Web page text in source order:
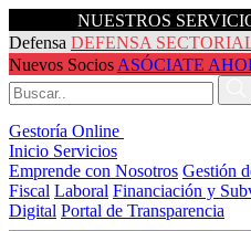
NUESTROS
Defensa DEFENSA
Nuevos Socios ASÓCIATE
Gestoría Online
Inicio Servicios
Emprende con Nosotros Gestión
Fiscal Laboral Financiación y
Digital Portal de Transparencia